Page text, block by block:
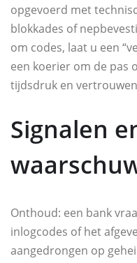
opgevoerd met
blokkades of
om codes, laat u een
een koerier om de pas
tijdsdruk en
Signalen
Onthoud: een bank
inlogcodes of het
aangedrongen op